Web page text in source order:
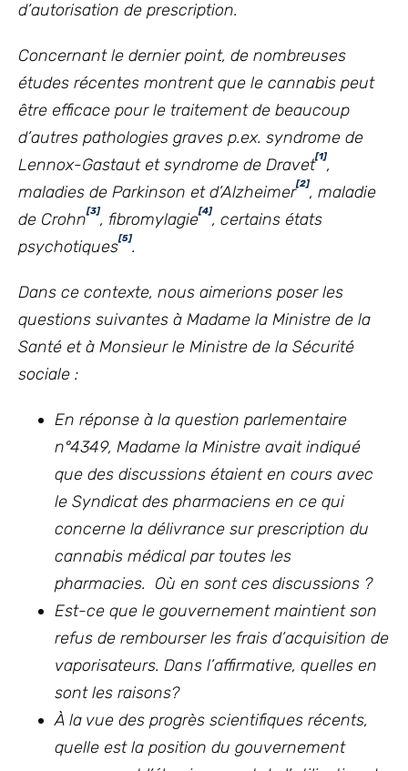
d’autorisation de prescription.
Concernant le dernier point, de nombreuses
études récentes montrent que le cannabis peut
être efficace pour le traitement de beaucoup
d’autres pathologies graves p.ex. syndrome de
Lennox-Gastaut et syndrome de Dravet[1],
maladies de Parkinson et d’Alzheimer[2], maladie
de Crohn[3], fibromylagie[4], certains états
psychotiques[5].
Dans ce contexte, nous aimerions poser les
questions suivantes à Madame la Ministre de la
Santé et à Monsieur le Ministre de la Sécurité
sociale :
En réponse à la question parlementaire
n°4349, Madame la Ministre avait indiqué
que des discussions étaient en cours avec
le Syndicat des pharmaciens en ce qui
concerne la délivrance sur prescription du
cannabis médical par toutes les
pharmacies. Où en sont ces discussions ?
Est-ce que le gouvernement maintient son
refus de rembourser les frais d’acquisition de
vaporisateurs. Dans l’affirmative, quelles en
sont les raisons?
À la vue des progrès scientifiques récents,
quelle est la position du gouvernement